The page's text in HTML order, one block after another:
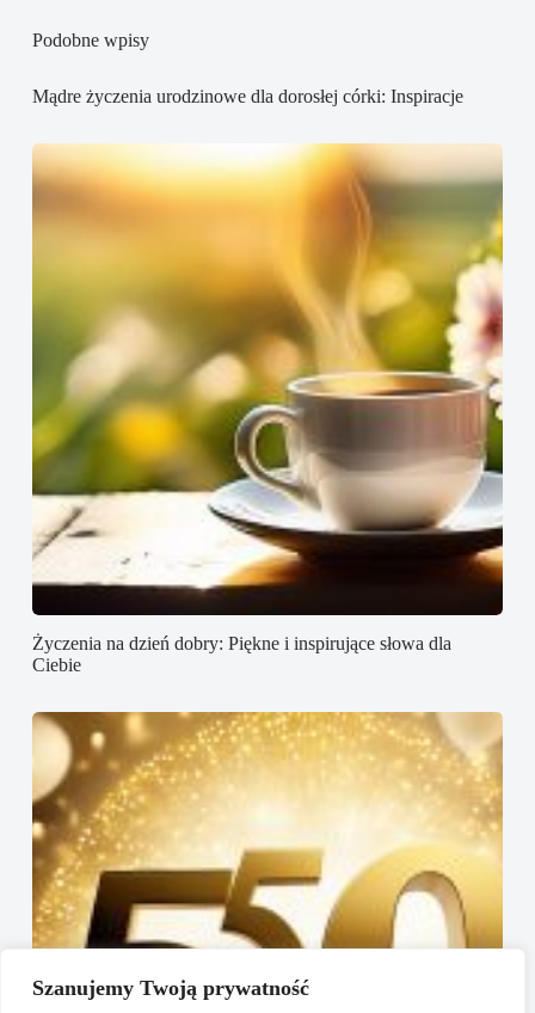
Szanujemy Twoją prywatność
Podobne wpisy
Mądre życzenia urodzinowe dla dorosłej córki: Inspiracje
Życzenia na dzień dobry: Piękne i inspirujące słowa dla
Ciebie